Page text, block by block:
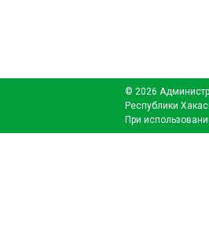
© 2026
Республики
При